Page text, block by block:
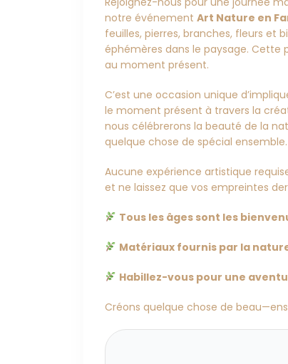
notre événement Art Nature en
feuilles, pierres, branches, fleurs et
éphémères dans le paysage.
au moment présent.
C’est une occasion unique
le moment présent à travers la
nous célébrerons la beauté de la
quelque chose de spécial ensemble.
Aucune expérience artistique
et ne laissez que vos empreintes
Tous les âges sont les
Matériaux fournis par la
Habillez-vous pour une
Créons quelque chose de